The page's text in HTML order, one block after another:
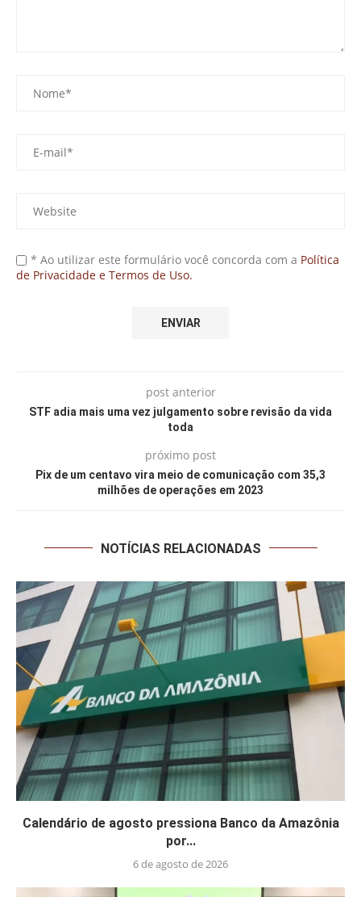
* Ao utilizar este formulário você concorda com a Política
de Privacidade e Termos de Uso.
post anterior
STF adia mais uma vez julgamento sobre revisão da vida
toda
próximo post
Pix de um centavo vira meio de comunicação com 35,3
milhões de operações em 2023
NOTÍCIAS RELACIONADAS
Calendário de agosto pressiona Banco da Amazônia
por...
6 de agosto de 2026